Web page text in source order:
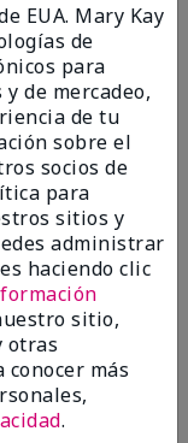
Satin
EUA. Mary Kay
de
para
de mercadeo,
de tu
sobre el
socios de
para
sitios y
administrar
haciendo clic
sitio,
otras
más
.